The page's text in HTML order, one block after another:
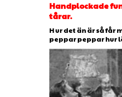
Handplockade
tårar.
H ur det än är så får
peppar peppar hur